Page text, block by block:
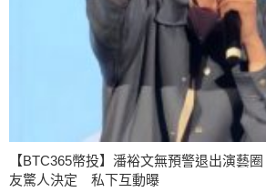
【BTC365幣投】潘裕文無預警退出演藝
友驚人決定 私下互動曝